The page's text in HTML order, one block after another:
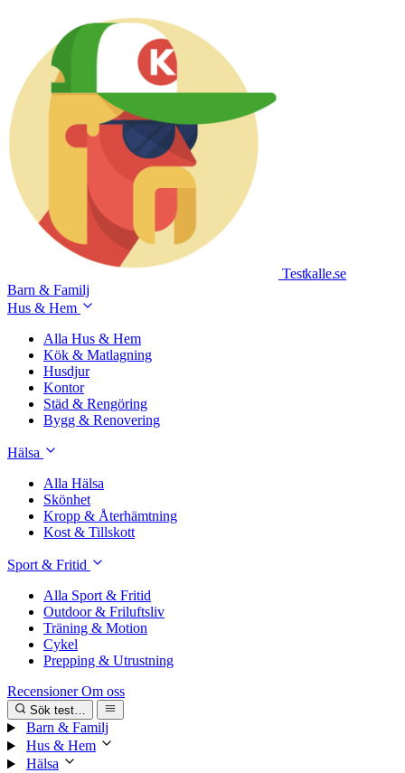
Testkalle.se
Barn & Familj
Hus & Hem
Alla Hus & Hem
Kök & Matlagning
Husdjur
Kontor
Städ & Rengöring
Bygg & Renovering
Hälsa
Alla Hälsa
Skönhet
Kropp & Återhämtning
Kost & Tillskott
Sport & Fritid
Alla Sport & Fritid
Outdoor & Friluftsliv
Träning & Motion
Cykel
Prepping & Utrustning
RecensionerOm oss
Sök test…
Barn & Familj
Hus & Hem
Hälsa